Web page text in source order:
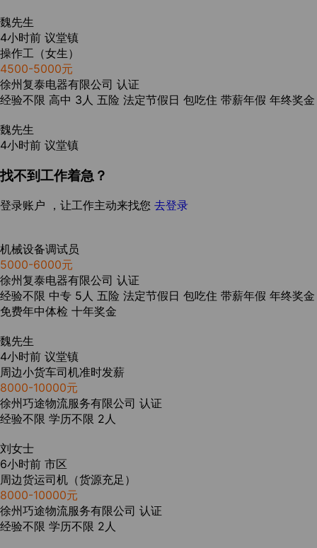
魏先生
4小时前 议堂镇
操作工（女生）
4500-5000元
徐州复泰电器有限公司 认证
经验不限 高中 3人 五险 法定节假日 包吃住 带薪年假 年终奖金
魏先生
4小时前 议堂镇
找不到工作着急？
登录账户 ，让工作主动来找您 去登录
机械设备调试员
5000-6000元
徐州复泰电器有限公司 认证
经验不限 中专 5人 五险 法定节假日 包吃住 带薪年假 年终奖金
免费年中体检 十年奖金
魏先生
4小时前 议堂镇
周边小货车司机准时发薪
8000-10000元
徐州巧途物流服务有限公司 认证
经验不限 学历不限 2人
刘女士
6小时前 市区
周边货运司机（货源充足）
8000-10000元
徐州巧途物流服务有限公司 认证
经验不限 学历不限 2人